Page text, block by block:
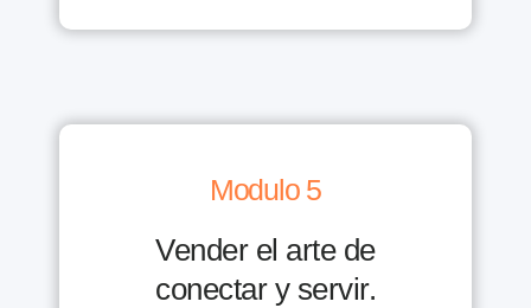
Modulo 5
Vender el arte de
conectar y servir.